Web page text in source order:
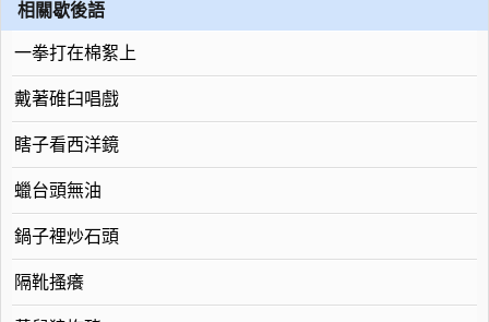
相關歇後語
一拳打在棉絮上
戴著碓臼唱戲
瞎子看西洋鏡
蠟台頭無油
鍋子裡炒石頭
隔靴搔癢